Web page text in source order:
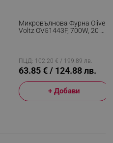
Микровълнова Фурна Oliver
Voltz OV51443F, 700W, 20 Л,
ПЦД: 102.20 € / 199.89 лв.
63.85 € / 124.88 лв.
+ Добави